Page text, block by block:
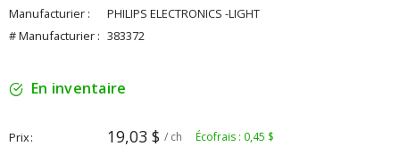
Manufacturier :
PHILIPS ELECTRONICS -LIGHT
# Manufacturier : 383372
En inventaire
Prix 19,03 $ / ch Écofrais : 0,45 $